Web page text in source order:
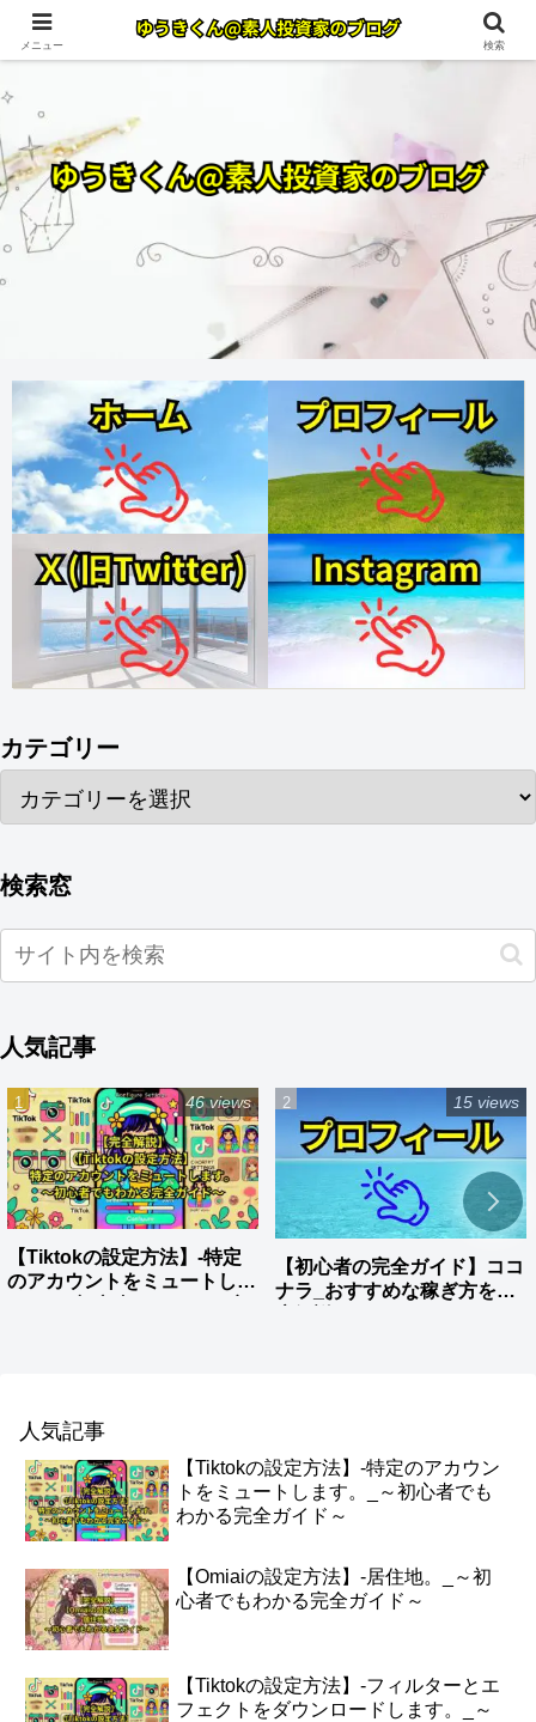
カテゴリー
検索窓
人気記事
【Tiktokの設定方法】-特定
のアカウントをミュートしま
46 views
【初心者の完全ガイド】ココ
ナラ_おすすめな稼ぎ方を徹
15 views
人気記事
【Tiktokの設定方法】-特定のアカウン
トをミュートします。_～初心者でも
わかる完全ガイド～
【Omiaiの設定方法】-居住地。_～初
心者でもわかる完全ガイド～
【Tiktokの設定方法】-フィルターとエ
フェクトをダウンロードします。_～
メニュー 検索